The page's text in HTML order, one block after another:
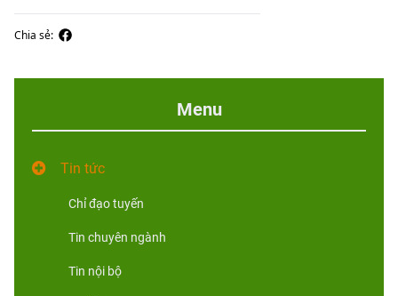
Chia sẻ:
Menu
Tin tức
Chỉ đạo tuyến
Tin chuyên ngành
Tin nội bộ